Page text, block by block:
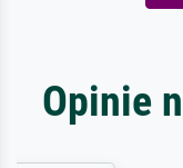
Opinie